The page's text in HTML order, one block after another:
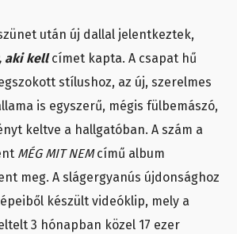
után új dallal jelentkeztek,
aki kellcímet kapta. A csapat hű
stílushoz, az új, szerelmes
is egyszerű, mégis fülbemászó,
keltve a hallgatóban. A szám a
MÉG MIT NEMcímű album
meg. A slágergyanús újdonsághoz
készült videóklip, mely a
3 hónapban közel 17 ezer